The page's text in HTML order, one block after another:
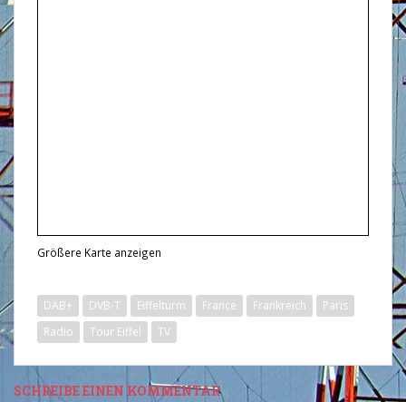
Größere Karte anzeigen
DAB+ DVB-T Eiffelturm France Frankreich
Paris
Radio
Tour Eiffel TV
SCHREIBE EINEN KOMMENTAR